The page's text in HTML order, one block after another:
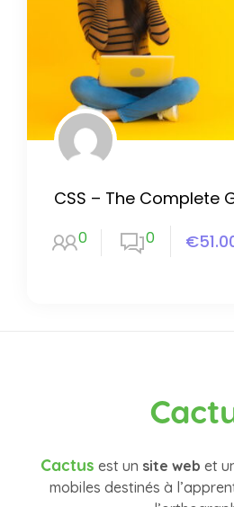
CSS – The Complete
0 0
Cactus est un site web et
mobiles destinés à